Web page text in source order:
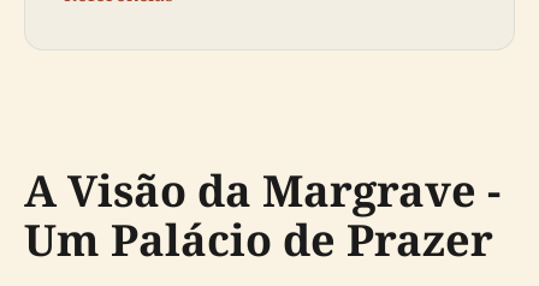
A Visão da Margrave -
Um Palácio de Prazer